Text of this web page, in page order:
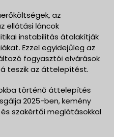
az
ellátási láncok
instabilitás átalakítják
Ezzel egyidejűleg az
fogyasztói elvárások
teszik az áttelepítést.
történő áttelepítés
2025-ben, kemény
szakértői meglátásokkal